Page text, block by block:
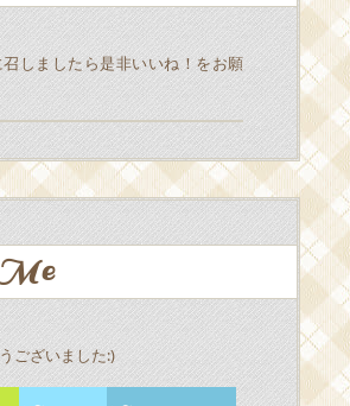
しましたら是非いいね！をお願
ございました:)